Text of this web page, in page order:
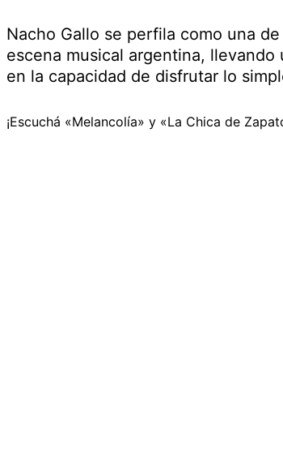
Nacho Gallo se perfila como una
escena musical argentina,
en la capacidad de disfrutar lo
¡Escuchá «Melancolía» y «La Chica de